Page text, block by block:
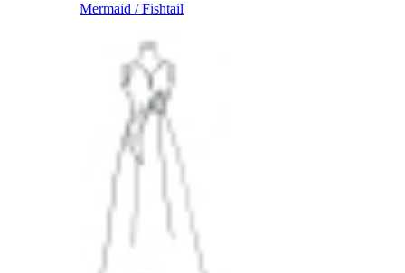
Mermaid / Fishtail